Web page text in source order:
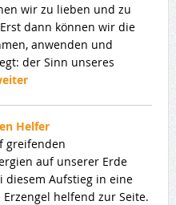
wir zu lieben und zu
dann können wir die
anwenden und
der Sinn unseres
Helfer
greifenden
auf unserer Erde
diesem Aufstieg in eine
helfend zur Seite.